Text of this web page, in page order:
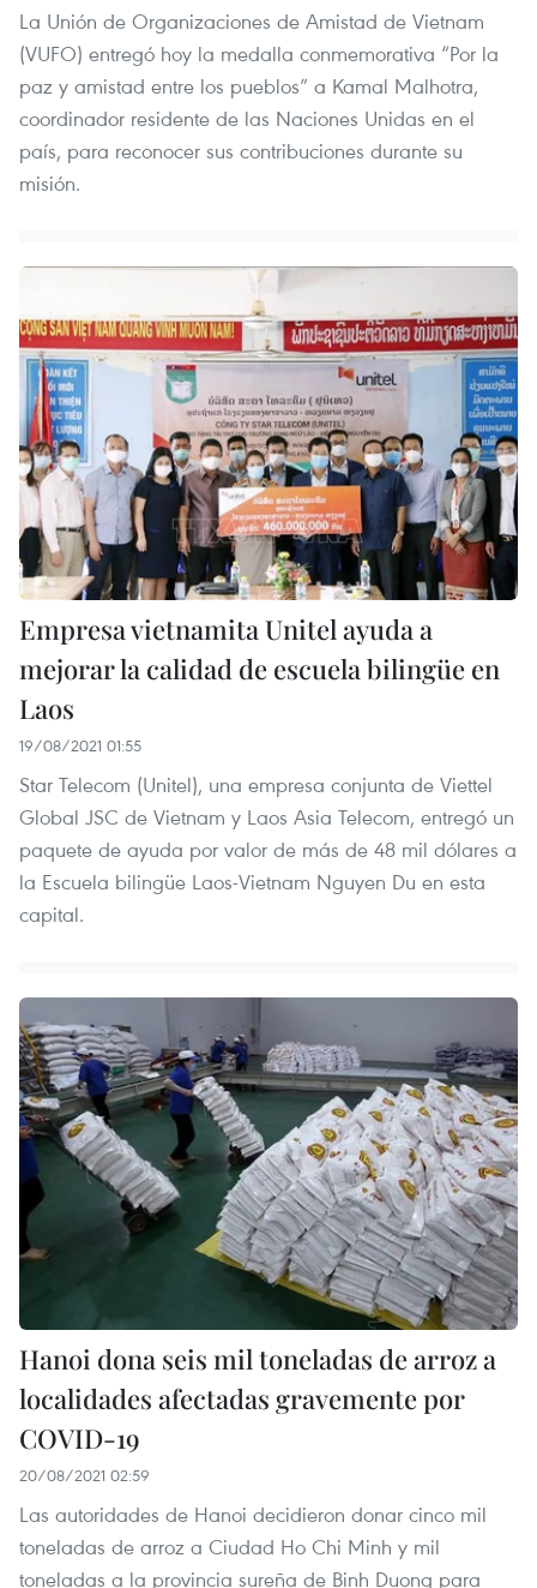
La Unión de Organizaciones de Amistad de Vietnam
(VUFO) entregó hoy la medalla conmemorativa “Por la
paz y amistad entre los pueblos” a Kamal Malhotra,
coordinador residente de las Naciones Unidas en el
país, para reconocer sus contribuciones durante su
misión.
Empresa vietnamita Unitel ayuda a
mejorar la calidad de escuela bilingüe en
Laos
19/08/2021 01:55
Star Telecom (Unitel), una empresa conjunta de Viettel
Global JSC de Vietnam y Laos Asia Telecom, entregó un
paquete de ayuda por valor de más de 48 mil dólares a
la Escuela bilingüe Laos-Vietnam Nguyen Du en esta
capital.
Hanoi dona seis mil toneladas de arroz a
localidades afectadas gravemente por
COVID-19
20/08/2021 02:59
Las autoridades de Hanoi decidieron donar cinco mil
toneladas de arroz a Ciudad Ho Chi Minh y mil
toneladas a la provincia sureña de Binh Duong para